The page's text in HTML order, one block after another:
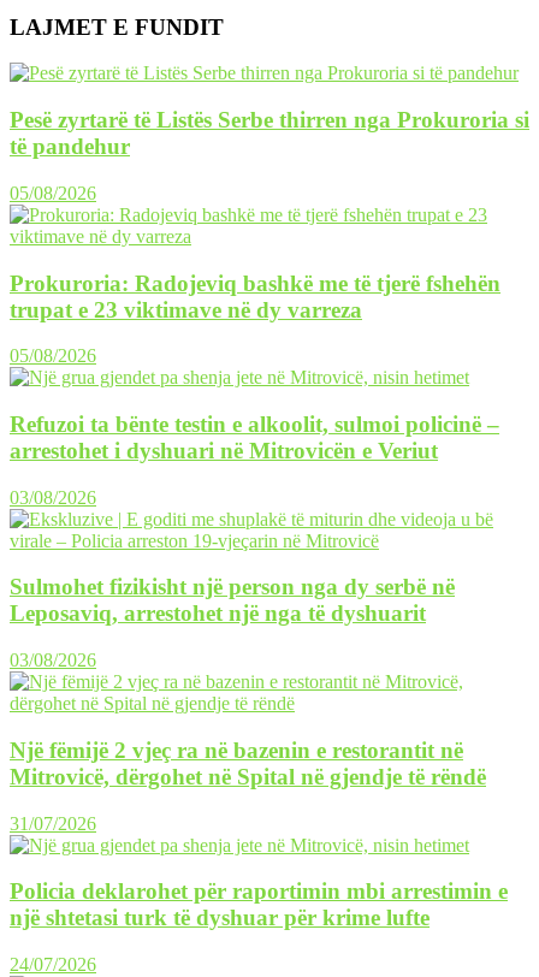
LAJMET E FUNDIT
Pesë zyrtarë të Listës Serbe thirren nga Prokuroria si
të pandehur
05/08/2026
Prokuroria: Radojeviq bashkë me të tjerë fshehën
trupat e 23 viktimave në dy varreza
05/08/2026
Refuzoi ta bënte testin e alkoolit, sulmoi policinë –
arrestohet i dyshuari në Mitrovicën e Veriut
03/08/2026
Sulmohet fizikisht një person nga dy serbë në
Leposaviq, arrestohet një nga të dyshuarit
03/08/2026
Një fëmijë 2 vjeç ra në bazenin e restorantit në
Mitrovicë, dërgohet në Spital në gjendje të rëndë
31/07/2026
Policia deklarohet për raportimin mbi arrestimin e
një shtetasi turk të dyshuar për krime lufte
24/07/2026